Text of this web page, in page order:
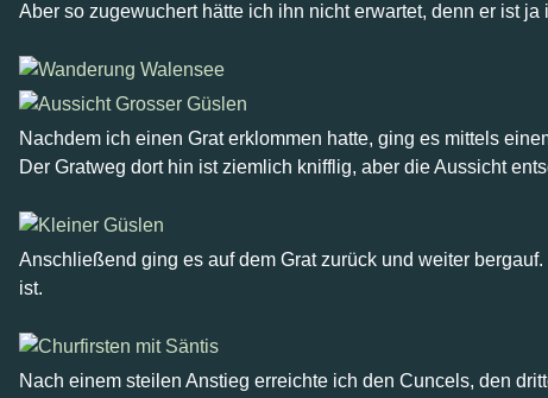
Aber so zugewuchert hätte ich ihn nicht erwartet, denn er ist
Nachdem ich einen Grat erklommen hatte, ging es mittels
Der Gratweg dort hin ist ziemlich knifflig, aber die Aussicht
Anschließend ging es auf dem Grat zurück und weiter
ist.
Nach einem steilen Anstieg erreichte ich den Cuncels, den